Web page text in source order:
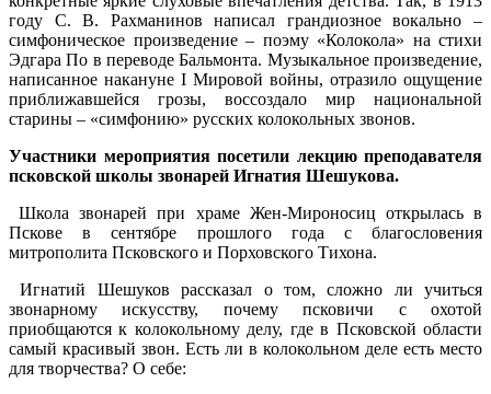
году С. В. Рахманинов написал грандиозное вокально –
симфоническое произведение – поэму «Колокола» на стихи
Эдгара По в переводе Бальмонта. Музыкальное произведение,
написанное накануне I Мировой войны, отразило ощущение
приближавшейся грозы, воссоздало мир национальной
старины – «симфонию» русских колокольных звонов.
Участники мероприятия посетили лекцию преподавателя
псковской школы звонарей Игнатия Шешукова.
Школа звонарей при храме Жен-Мироносиц открылась в
Пскове в сентябре прошлого года с благословения
митрополита Псковского и Порховского Тихона.
Игнатий Шешуков рассказал о том, сложно ли учиться
звонарному искусству, почему псковичи с охотой
приобщаются к колокольному делу, где в Псковской области
самый красивый звон. Есть ли в колокольном деле есть место
для творчества? О себе: